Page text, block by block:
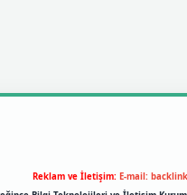
Reklam ve İletişim: E-mail: